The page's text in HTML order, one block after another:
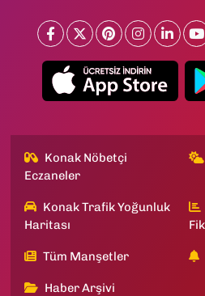
Konak Nöbetçi
Eczaneler
Konak Trafik Yoğunluk
Haritası
Tüm Manşetler
Haber Arşivi